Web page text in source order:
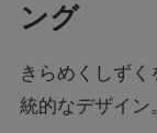
ング
きらめくしず
統的なデザイン